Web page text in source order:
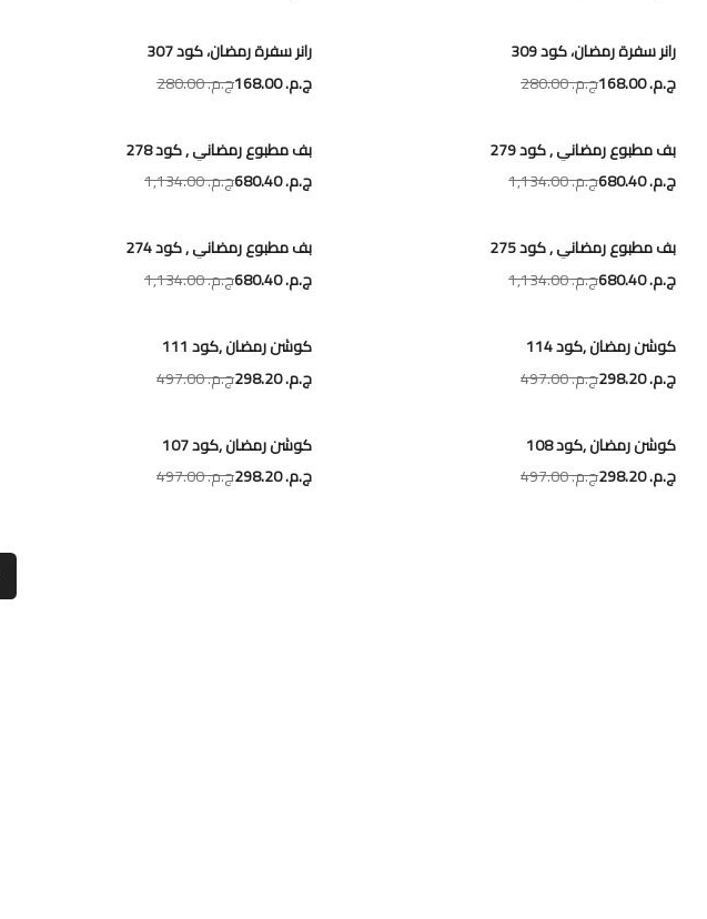
رانر سفرة رمضان، كود 309
ج.م.‏ 168.00
ج.م.‏ 280.00
رانر سفرة رمضان، كود 307
ج.م.‏ 168.00
ج.م.‏ 280.00
بف مطبوع رمضاني , كود 279
ج.م.‏ 680.40
ج.م.‏ 1,134.00
بف مطبوع رمضاني , كود 278
ج.م.‏ 680.40
ج.م.‏ 1,134.00
بف مطبوع رمضاني , كود 275
ج.م.‏ 680.40
ج.م.‏ 1,134.00
بف مطبوع رمضاني , كود 274
ج.م.‏ 680.40
ج.م.‏ 1,134.00
كوشن رمضان ,كود 114
ج.م.‏ 298.20
ج.م.‏ 497.00
كوشن رمضان ,كود 111
ج.م.‏ 298.20
ج.م.‏ 497.00
كوشن رمضان ,كود 108
ج.م.‏ 298.20
ج.م.‏ 497.00
كوشن رمضان ,كود 107
ج.م.‏ 298.20
ج.م.‏ 497.00